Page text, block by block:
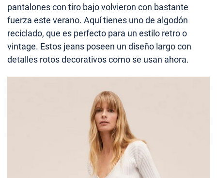
pantalones con tiro bajo volvieron con bastante
fuerza este verano. Aquí tienes uno de algodón
reciclado, que es perfecto para un estilo retro o
vintage. Estos jeans poseen un diseño largo con
detalles rotos decorativos como se usan ahora.